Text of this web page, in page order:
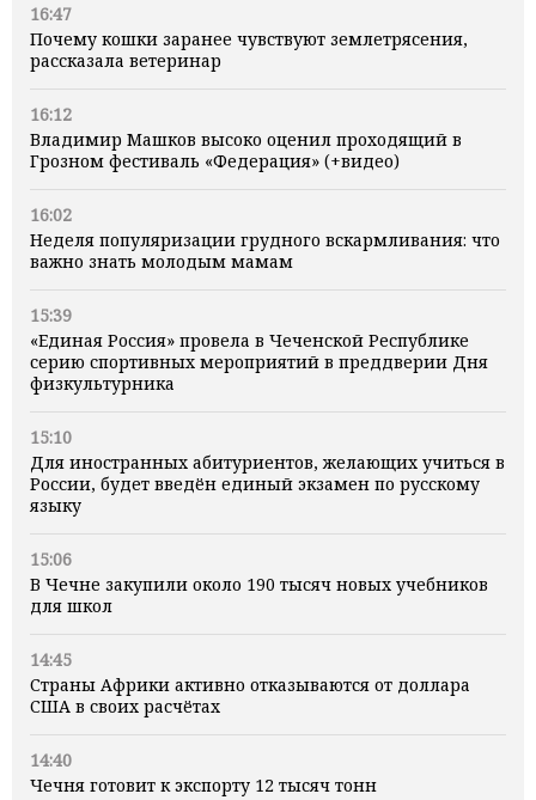
16:47
Почему кошки заранее чувствуют землетрясения,
рассказала ветеринар
16:12
Владимир Машков высоко оценил проходящий в
Грозном фестиваль «Федерация» (+видео)
16:02
Неделя популяризации грудного вскармливания: что
важно знать молодым мамам
15:39
«Единая Россия» провела в Чеченской Республике
серию спортивных мероприятий в преддверии Дня
физкультурника
15:10
Для иностранных абитуриентов, желающих учиться в
России, будет введён единый экзамен по русскому
языку
15:06
В Чечне закупили около 190 тысяч новых учебников
для школ
14:45
Страны Африки активно отказываются от доллара
США в своих расчётах
14:40
Чечня готовит к экспорту 12 тысяч тонн